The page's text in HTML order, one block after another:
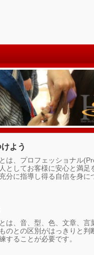
よう
は、プロフェッショナル
としてお客様に安心と満足
分に指導し得る自信を身に
は、音、型、色、文章、言
のとの区別がはっきりと判
することが必要です。